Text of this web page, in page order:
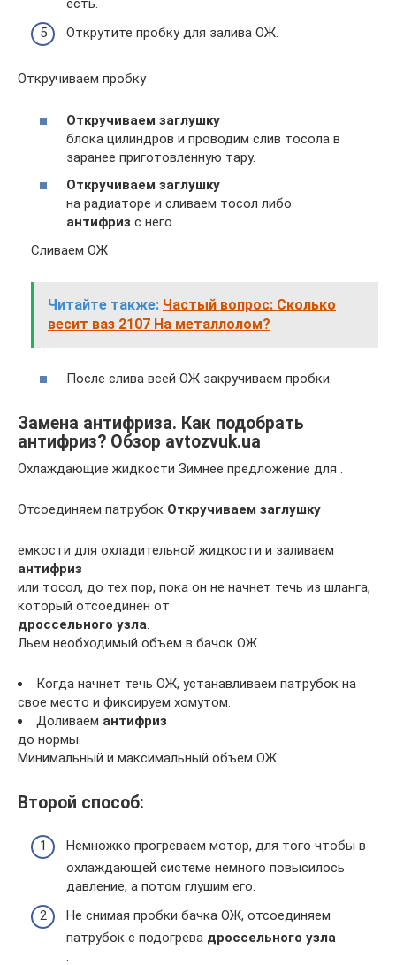
есть.
Открутите пробку для залива ОЖ.
Откручиваем пробку
Откручиваем заглушку
блока цилиндров и проводим слив тосола в
заранее приготовленную тару.
Откручиваем заглушку
на радиаторе и сливаем тосол либо
антифриз с него.
Сливаем ОЖ
Читайте также: Частый вопрос: Сколько
весит ваз 2107 На металлолом?
После слива всей ОЖ закручиваем пробки.
Замена антифриза. Как подобрать
антифриз? Обзор avtozvuk.ua
Охлаждающие жидкости Зимнее предложение для .
Отсоединяем патрубок Откручиваем заглушку
емкости для охладительной жидкости и заливаем
антифриз
или тосол, до тех пор, пока он не начнет течь из шланга,
который отсоединен от
дроссельного узла.
Льем необходимый объем в бачок ОЖ
Когда начнет течь ОЖ, устанавливаем патрубок на
свое место и фиксируем хомутом.
Доливаем антифриз
до нормы.
Минимальный и максимальный объем ОЖ
Второй способ:
Немножко прогреваем мотор, для того чтобы в
охлаждающей системе немного повысилось
давление, а потом глушим его.
Не снимая пробки бачка ОЖ, отсоединяем
патрубок с подогрева дроссельного узла
.